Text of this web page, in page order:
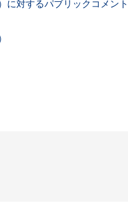
に対するパブリックコメン